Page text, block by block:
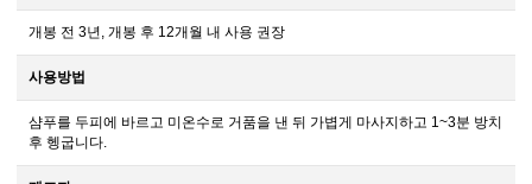
개봉 전 3년, 개봉 후 12개월 내 사용 권장
사용방법
샴푸를 두피에 바르고 미온수로 거품을 낸 뒤 가볍게 마사지하고 1~3분 방치
후 헹굽니다.